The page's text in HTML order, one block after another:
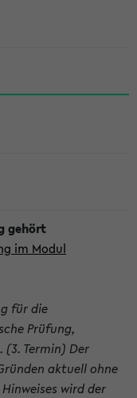
im Modul
für die
Prüfung,
Termin) Der
aktuell ohne
wird der